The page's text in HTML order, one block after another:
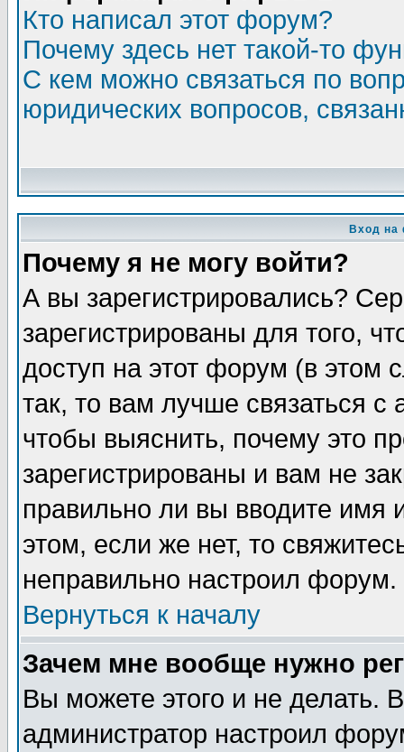
Кто написал этот форум?
Почему здесь нет такой-то
С кем можно связаться по
юридических вопросов,
Вход на
Почему я не могу войти?
А вы зарегистрировались?
зарегистрированы для того,
доступ на этот форум (в этом
так, то вам лучше связаться
чтобы выяснить, почему это
зарегистрированы и вам не
правильно ли вы вводите
этом, если же нет, то
неправильно настроил форум.
Вернуться к началу
Зачем мне вообще нужно
Вы можете этого и не делать.
администратор настроил